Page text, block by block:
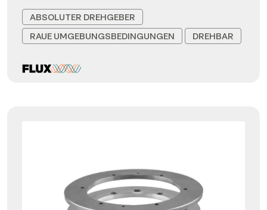
ABSOLUTER DREHGEBER
RAUE UMGEBUNGSBEDINGUNGEN
DREHBAR